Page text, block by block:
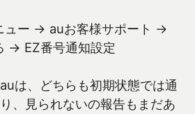
ュー → auお客様サポート →
→ EZ番号通知設定
は、どちらも初期状態では通
、見られないの報告もまだあ